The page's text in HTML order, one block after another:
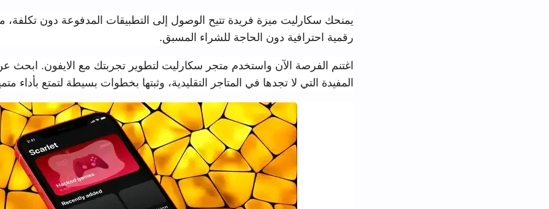
يمنحك سكارليت ميزة فريدة تتيح الوصول إلى التطبيقات المدفوعة دون تكلفة، مما يمكنك من
رقمية احترافية دون الحاجة للشراء المسبق.
اغتنم الفرصة الآن واستخدم متجر سكارليت لتطوير تجربتك مع الايفون. ابحث عن التطبيقات
المفيدة التي لا تجدها في المتاجر التقليدية، وثبتها بخطوات بسيطة لتمتع بأداء متميز على جهازك.